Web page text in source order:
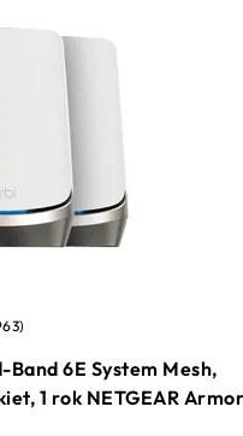
6E System Mesh,
1 rok NETGEAR